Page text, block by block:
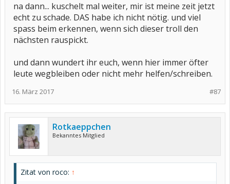
na dann... kuschelt mal weiter, mir ist meine zeit jetzt
echt zu schade. DAS habe ich nicht nötig. und viel
spass beim erkennen, wenn sich dieser troll den
nächsten rauspickt.
und dann wundert ihr euch, wenn hier immer öfter
leute wegbleiben oder nicht mehr helfen/schreiben.
#87
16. März 2017
Rotkaeppchen
Bekanntes Mitglied
Zitat von roco: ↑